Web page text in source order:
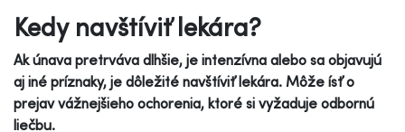
Kedy navštíviť lekára?
Ak únava pretrváva dlhšie, je intenzívna alebo sa objavujú
aj iné príznaky, je dôležité navštíviť lekára. Môže ísť o
prejav vážnejšieho ochorenia, ktoré si vyžaduje odbornú
liečbu.